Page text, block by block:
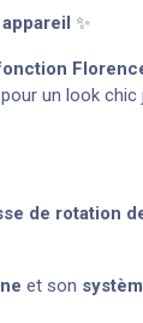
✨
un look
de rotation
et son